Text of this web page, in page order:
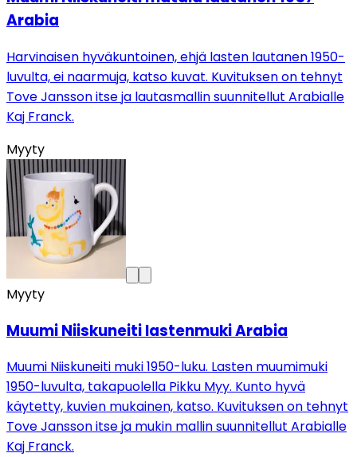
Arabia
Harvinaisen hyväkuntoinen, ehjä lasten lautanen 1950-
luvulta, ei naarmuja, katso kuvat. Kuvituksen on tehnyt
Tove Jansson itse ja lautasmallin suunnitellut Arabialle
Kaj Franck.
Myyty
Myyty
Muumi Niiskuneiti lastenmuki Arabia
Muumi Niiskuneiti muki 1950-luku. Lasten muumimuki
1950-luvulta, takapuolella Pikku Myy. Kunto hyvä
käytetty, kuvien mukainen, katso. Kuvituksen on tehnyt
Tove Jansson itse ja mukin mallin suunnitellut Arabialle
Kaj Franck.